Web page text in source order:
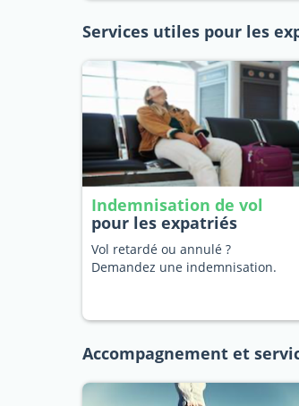
Services utiles pour les
Indemnisation de vol
pour les expatriés
Vol retardé ou annulé ?
Demandez une indemnisation.
Accompagnement et